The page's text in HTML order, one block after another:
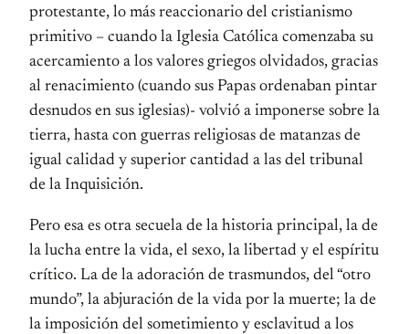
protestante, lo más reaccionario del cristianismo
primitivo – cuando la Iglesia Católica comenzaba su
acercamiento a los valores griegos olvidados, gracias
al renacimiento (cuando sus Papas ordenaban pintar
desnudos en sus iglesias)- volvió a imponerse sobre la
tierra, hasta con guerras religiosas de matanzas de
igual calidad y superior cantidad a las del tribunal
de la Inquisición.
Pero esa es otra secuela de la historia principal, la de
la lucha entre la vida, el sexo, la libertad y el espíritu
crítico. La de la adoración de trasmundos, del “otro
mundo”, la abjuración de la vida por la muerte; la de
la imposición del sometimiento y esclavitud a los